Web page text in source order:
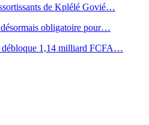
de Kplélé Govié…
obligatoire pour…
débloque 1,14 milliard FCFA…